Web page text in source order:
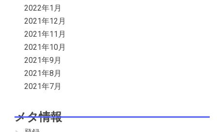
2022年1月
2021年12月
2021年11月
2021年10月
2021年9月
2021年8月
2021年7月
メタ情報